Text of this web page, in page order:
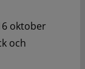
oktober
och